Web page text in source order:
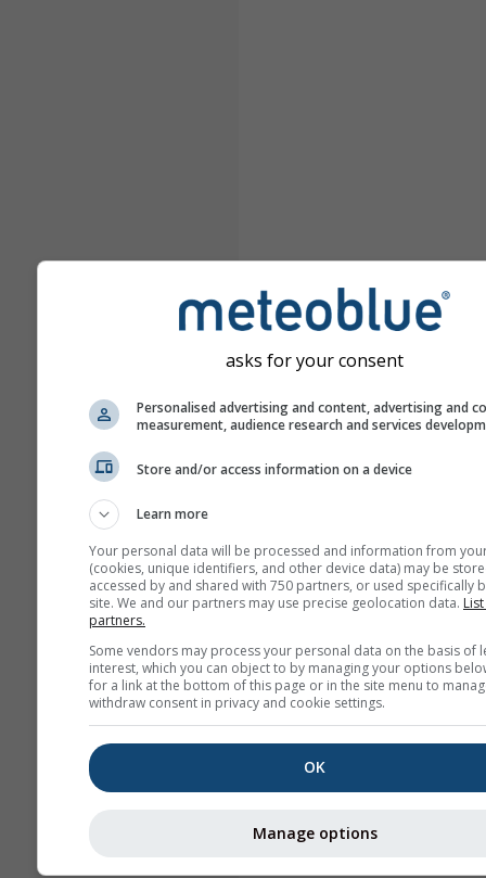
asks for your consent
Personalised advertising and content, advertising and
measurement, audience research and services
Store and/or access information on a device
Learn more
Your personal data will be processed and information from
(cookies, unique identifiers, and other device data) may be
accessed by and shared with 750 partners, or used specifically
site. We and our partners may use precise geolocation data.
partners.
Some vendors may process your personal data on the basis of
interest, which you can object to by managing your options
for a link at the bottom of this page or in the site menu to
withdraw consent in privacy and cookie settings.
OK
Manage options